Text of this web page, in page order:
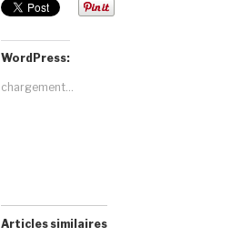
WordPress:
chargement…
Articles similaires